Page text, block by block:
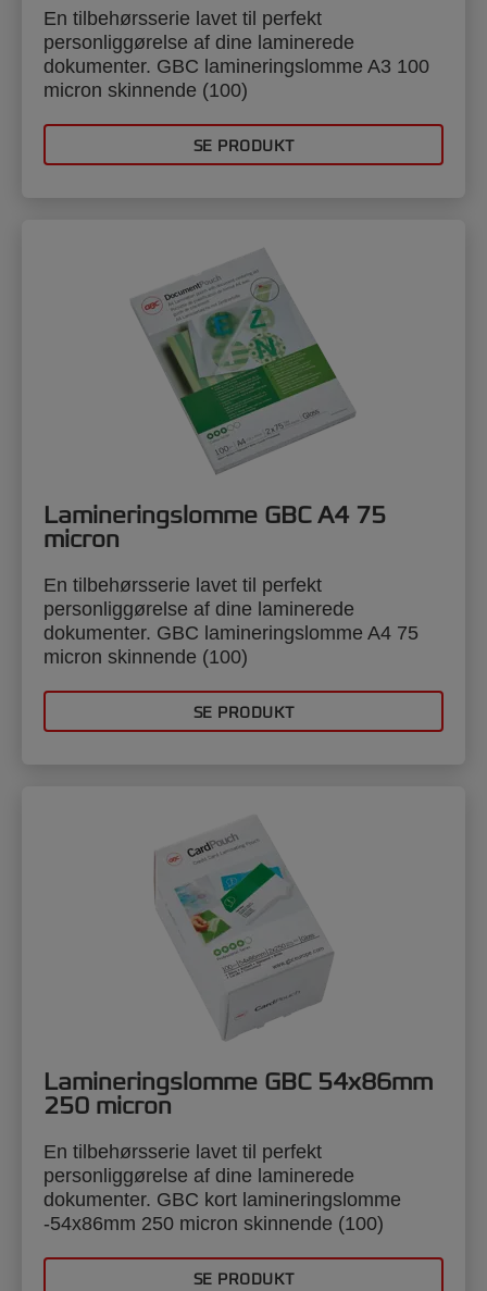
En tilbehørsserie lavet til perfekt
personliggørelse af dine laminerede
dokumenter. GBC lamineringslomme A3 100
micron skinnende (100)
SE PRODUKT
Lamineringslomme GBC A4 75
micron
En tilbehørsserie lavet til perfekt
personliggørelse af dine laminerede
dokumenter. GBC lamineringslomme A4 75
micron skinnende (100)
SE PRODUKT
Lamineringslomme GBC 54x86mm
250 micron
En tilbehørsserie lavet til perfekt
personliggørelse af dine laminerede
dokumenter. GBC kort lamineringslomme
-54x86mm 250 micron skinnende (100)
SE PRODUKT